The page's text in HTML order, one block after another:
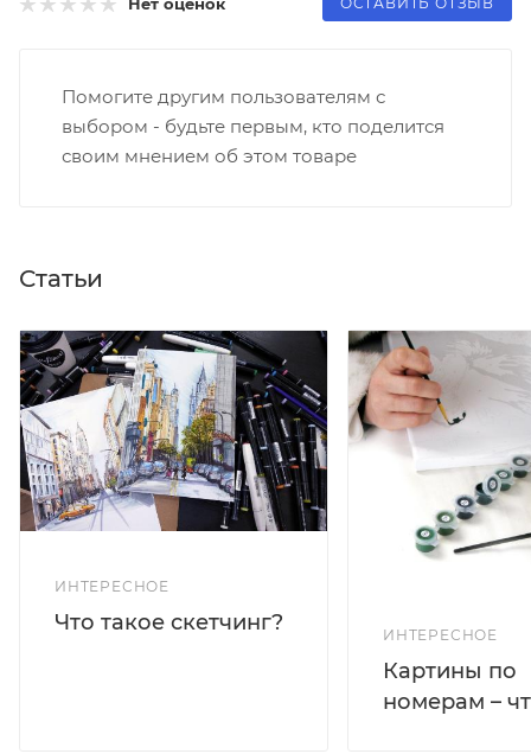
Нет оценок
Помогите другим пользователям с
выбором - будьте первым, кто поделится
своим мнением об этом товаре
Статьи
ИНТЕРЕСНОЕ
Что такое скетчинг?
ИНТЕРЕСНОЕ
Картины по
номерам –